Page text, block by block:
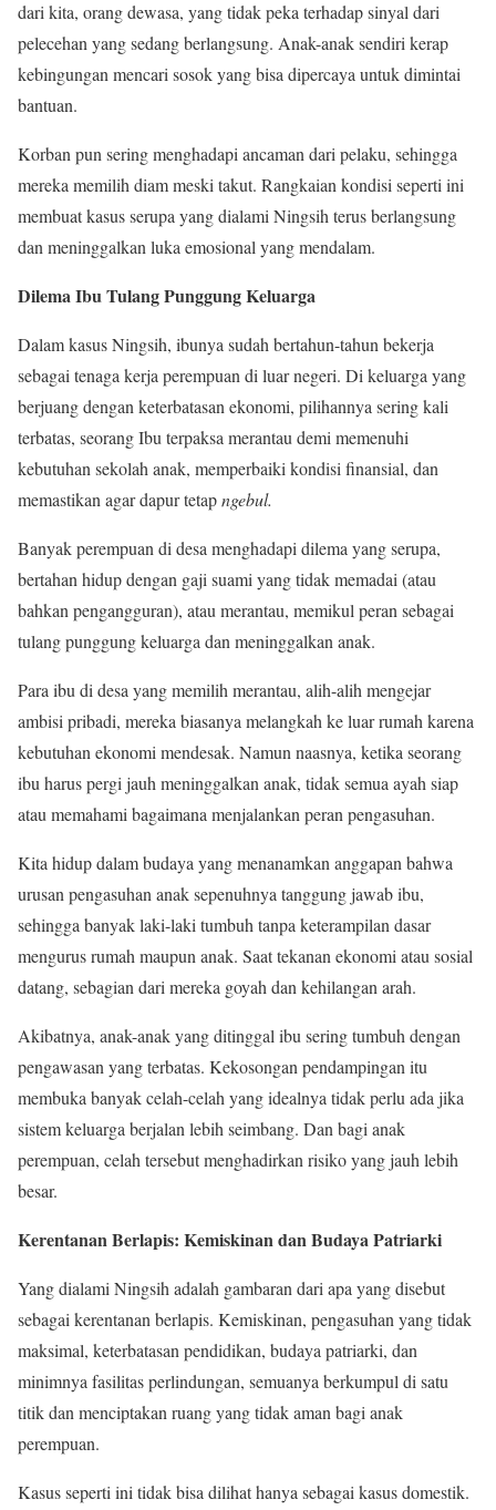
dari kita, orang dewasa, yang tidak peka terhadap sinyal dari
pelecehan yang sedang berlangsung. Anak-anak sendiri kerap
kebingungan mencari sosok yang bisa dipercaya untuk dimintai
bantuan.
Korban pun sering menghadapi ancaman dari pelaku, sehingga
mereka memilih diam meski takut. Rangkaian kondisi seperti ini
membuat kasus serupa yang dialami Ningsih terus berlangsung
dan meninggalkan luka emosional yang mendalam.
Dilema Ibu Tulang Punggung Keluarga
Dalam kasus Ningsih, ibunya sudah bertahun-tahun bekerja
sebagai tenaga kerja perempuan di luar negeri. Di keluarga yang
berjuang dengan keterbatasan ekonomi, pilihannya sering kali
terbatas, seorang Ibu terpaksa merantau demi memenuhi
kebutuhan sekolah anak, memperbaiki kondisi finansial, dan
memastikan agar dapur tetapngebul.
Banyak perempuan di desa menghadapi dilema yang serupa,
bertahan hidup dengan gaji suami yang tidak memadai (atau
bahkan pengangguran), atau merantau, memikul peran sebagai
tulang punggung keluarga dan meninggalkan anak.
Para ibu di desa yang memilih merantau, alih-alih mengejar
ambisi pribadi, mereka biasanya melangkah ke luar rumah karena
kebutuhan ekonomi mendesak. Namun naasnya, ketika seorang
ibu harus pergi jauh meninggalkan anak, tidak semua ayah siap
atau memahami bagaimana menjalankan peran pengasuhan.
Kita hidup dalam budaya yang menanamkan anggapan bahwa
urusan pengasuhan anak sepenuhnya tanggung jawab ibu,
sehingga banyak laki-laki tumbuh tanpa keterampilan dasar
mengurus rumah maupun anak. Saat tekanan ekonomi atau sosial
datang, sebagian dari mereka goyah dan kehilangan arah.
Akibatnya, anak-anak yang ditinggal ibu sering tumbuh dengan
pengawasan yang terbatas. Kekosongan pendampingan itu
membuka banyak celah-celah yang idealnya tidak perlu ada jika
sistem keluarga berjalan lebih seimbang. Dan bagi anak
perempuan, celah tersebut menghadirkan risiko yang jauh lebih
besar.
Kerentanan Berlapis: Kemiskinan dan Budaya Patriarki
Yang dialami Ningsih adalah gambaran dari apa yang disebut
sebagai kerentanan berlapis. Kemiskinan, pengasuhan yang tidak
maksimal, keterbatasan pendidikan, budaya patriarki, dan
minimnya fasilitas perlindungan, semuanya berkumpul di satu
titik dan menciptakan ruang yang tidak aman bagi anak
perempuan.
Kasus seperti ini tidak bisa dilihat hanya sebagai kasus domestik.